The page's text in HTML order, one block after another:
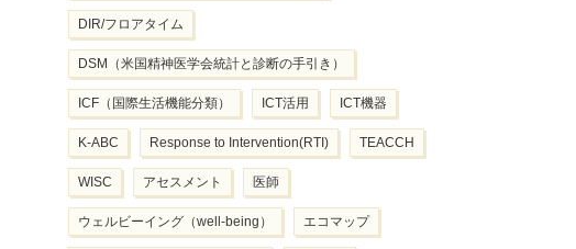
DIR/フロアタイム
DSM（米国精神医学会統計と診断の手引き）
ICF（国際生活機能分類） ICT活用 ICT機器
K-ABC Response to Intervention(RTI) TEACCH
WISC アセスメント 医師
ウェルビーイング（well-being） エコマップ